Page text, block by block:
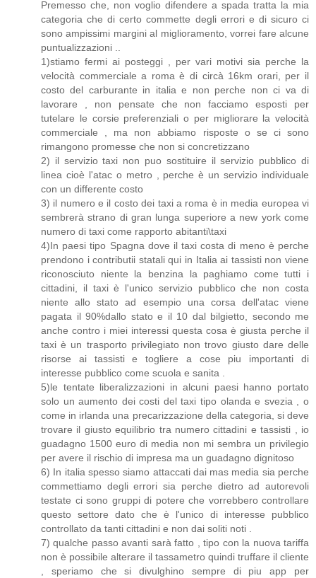
Premesso che, non voglio difendere a spada tratta la mia
categoria che di certo commette degli errori e di sicuro ci
sono ampissimi margini al miglioramento, vorrei fare alcune
puntualizzazioni ..
1)stiamo fermi ai posteggi , per vari motivi sia perche la
velocità commerciale a roma è di circà 16km orari, per il
costo del carburante in italia e non perche non ci va di
lavorare , non pensate che non facciamo esposti per
tutelare le corsie preferenziali o per migliorare la velocità
commerciale , ma non abbiamo risposte o se ci sono
rimangono promesse che non si concretizzano
2) il servizio taxi non puo sostituire il servizio pubblico di
linea cioè l'atac o metro , perche è un servizio individuale
con un differente costo
3) il numero e il costo dei taxi a roma è in media europea vi
sembrerà strano di gran lunga superiore a new york come
numero di taxi come rapporto abitanti\taxi
4)In paesi tipo Spagna dove il taxi costa di meno è perche
prendono i contributii statali qui in Italia ai tassisti non viene
riconosciuto niente la benzina la paghiamo come tutti i
cittadini, il taxi è l'unico servizio pubblico che non costa
niente allo stato ad esempio una corsa dell'atac viene
pagata il 90%dallo stato e il 10 dal bilgietto, secondo me
anche contro i miei interessi questa cosa è giusta perche il
taxi è un trasporto privilegiato non trovo giusto dare delle
risorse ai tassisti e togliere a cose piu importanti di
interesse pubblico come scuola e sanita .
5)le tentate liberalizzazioni in alcuni paesi hanno portato
solo un aumento dei costi del taxi tipo olanda e svezia , o
come in irlanda una precarizzazione della categoria, si deve
trovare il giusto equilibrio tra numero cittadini e tassisti , io
guadagno 1500 euro di media non mi sembra un privilegio
per avere il rischio di impresa ma un guadagno dignitoso
6) In italia spesso siamo attaccati dai mas media sia perche
commettiamo degli errori sia perche dietro ad autorevoli
testate ci sono gruppi di potere che vorrebbero controllare
questo settore dato che è l'unico di interesse pubblico
controllato da tanti cittadini e non dai soliti noti .
7) qualche passo avanti sarà fatto , tipo con la nuova tariffa
non è possibile alterare il tassametro quindi truffare il cliente
, speriamo che si divulghino sempre di piu app per